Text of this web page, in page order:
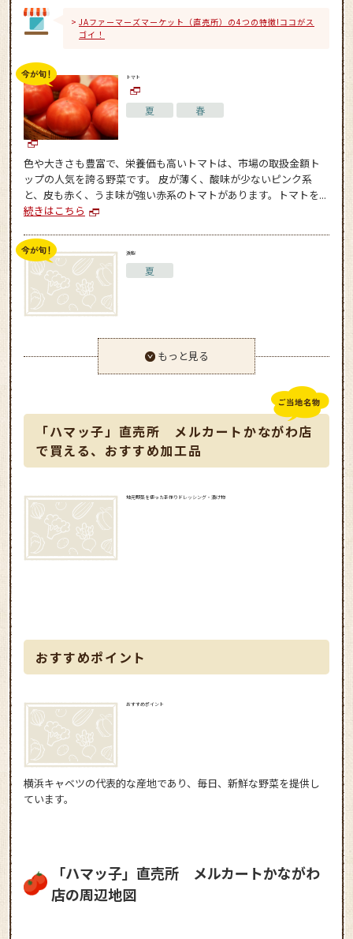
JAファーマーズマーケット（直売所）の4つの特徴!ココがス
ゴイ！
トマト
夏 春
色や大きさも豊富で、栄養価も高いトマトは、市場の取扱金額ト
ップの人気を誇る野菜です。 皮が薄く、酸味が少ないピンク系
と、皮も赤く、うま味が強い赤系のトマトがあります。トマトを...
続きはこちら
浜梨
夏
もっと見る
「ハマッ子」直売所 メルカートかながわ店
で買える、おすすめ加工品
地元野菜を使った手作りドレッシング・漬け物
おすすめポイント
おすすめポイント
横浜キャベツの代表的な産地であり、毎日、新鮮な野菜を提供し
ています。
「ハマッ子」直売所 メルカートかながわ
店の周辺地図